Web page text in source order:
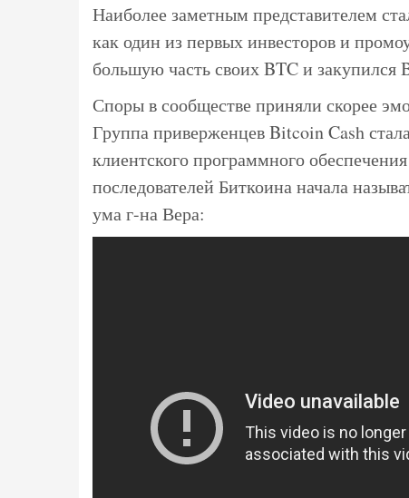
Наиболее заметным представителем
как один из первых инвесторов и
большую часть своих BTC и закупился
Споры в сообществе приняли скорее
Группа приверженцев Bitcoin Cash
клиентского программного
последователей Биткоина начала
ума г-на Вера: